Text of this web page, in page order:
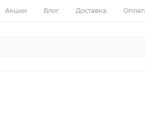
Акции Блог Доставка